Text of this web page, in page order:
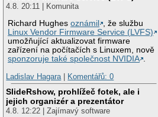
4.8. 20:11 | Komunita
Richard Hughesoznámil
, že službu
Linux Vendor Firmware Service (LVFS)
umožňující aktualizovat firmware
zařízení na počítačích s Linuxem, nově
sponzoruje také společnost NVIDIA .
Ladislav Hagara | Komentářů: 0
SlideRshow, prohlížeč fotek, ale i
jejich organizér a prezentátor
4.8. 12:22 | Zajímavý software